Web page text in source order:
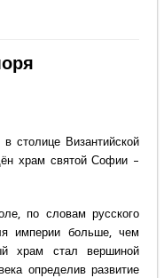
столице Византийской
храм святой Софии –
по словам русского
империи больше, чем
храм стал вершиной
определив развитие